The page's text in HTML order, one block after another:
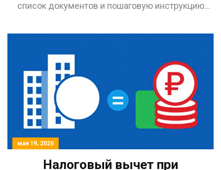
список документов и пошаговую инструкцию
мая 19, 2026
Налоговый вычет при